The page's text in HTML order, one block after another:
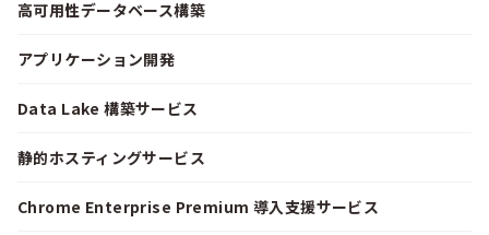
高可用性データベース構築
アプリケーション開発
Data Lake 構築サービス
静的ホスティングサービス
Chrome Enterprise Premium 導入支援サービス